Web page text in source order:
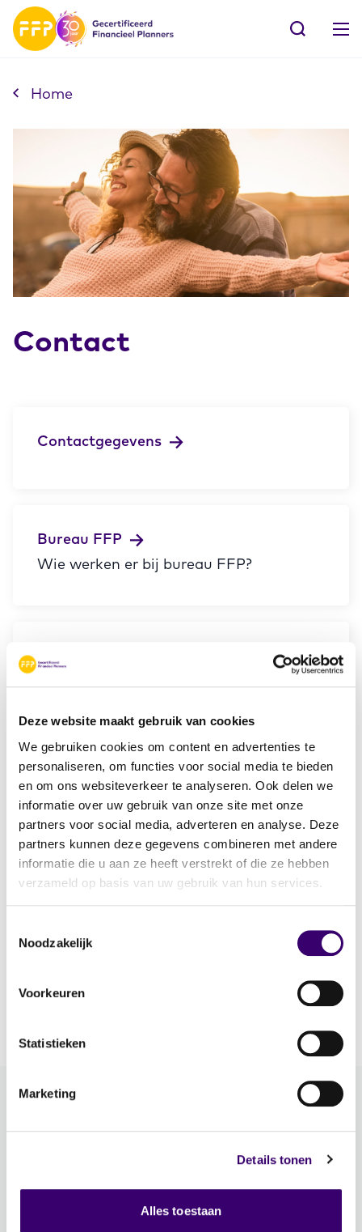
Deze website maakt gebruik van cookies
We gebruiken cookies om content en advertenties te
personaliseren, om functies voor social media te bieden
en om ons websiteverkeer te analyseren. Ook delen we
informatie over uw gebruik van onze site met onze
partners voor social media, adverteren en analyse. Deze
partners kunnen deze gegevens combineren met andere
informatie die u aan ze heeft verstrekt of die ze hebben
verzameld op basis van uw gebruik van hun services.
Noodzakelijk
Voorkeuren
Statistieken
Marketing
Details tonen
Alles toestaan
Contact
Contactgegevens
Bureau FFP
Wie werken er bij bureau FFP?
2499 gespecialiseerde
planners
Toon planner
toegestaan.